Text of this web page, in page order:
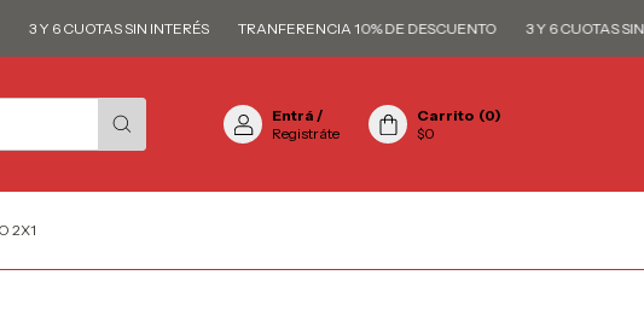
Y 6 CUOTAS SIN INTERÉS TRANFERENCIA 10% DE DESCUENTO 3 Y 6 CUOTAS SIN
Entrá /
Registráte
Carrito (0)
$0
2X1